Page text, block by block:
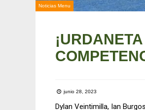
Noticias Menu
junio 28, 2023
Dylan Veintimilla, Ian